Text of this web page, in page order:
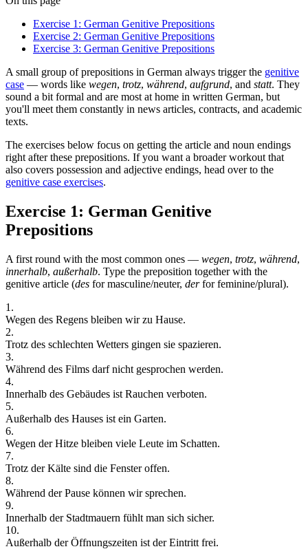
Exercise 1: German Genitive Prepositions
Exercise 2: German Genitive Prepositions
Exercise 3: German Genitive Prepositions
A small group of prepositions in German always trigger the genitive
case — words like wegen, trotz, während, aufgrund, and statt. They
sound a bit formal and are most at home in written German, but
you'll meet them constantly in news articles, contracts, and academic
texts.
The exercises below focus on getting the article and noun endings
right after these prepositions. If you want a broader workout that
also covers possession and adjective endings, head over to the
genitive case exercises.
Exercise 1: German Genitive
Prepositions
A first round with the most common ones — wegen, trotz, während,
innerhalb, außerhalb. Type the preposition together with the
genitive article (des for masculine/neuter, derfor feminine/plural).
1 .
Wegen des Regens bleiben wir zu Hause.
2.
Trotz des schlechten Wetters gingen sie spazieren.
3.
Während des Films darf nicht gesprochen werden.
4.
Innerhalb des Gebäudes ist Rauchen verboten.
5.
Außerhalb des Hauses ist ein Garten.
6.
Wegen der Hitze bleiben viele Leute im Schatten.
7.
Trotz der Kälte sind die Fenster offen.
8.
Während der Pause können wir sprechen.
9.
Innerhalb der Stadtmauern fühlt man sich sicher.
10.
Außerhalb der Öffnungszeiten ist der Eintritt frei.